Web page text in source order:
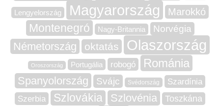
Lengyelország Magyarország Marokkó
Montenegró Nagy-Britannia Norvégia
Németország oktatás Olaszország
Oroszország Portugália robogó Románia
Spanyolország Svájc Svédország
Szardínia
Szerbia
Szlovákia Szlovénia Toszkána